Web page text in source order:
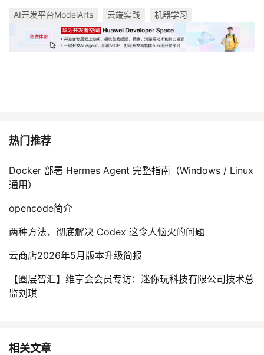
AI开发平台ModelArts 云端实践 机器学习
热门推荐
Docker 部署 Hermes Agent 完整指南（Windows / Linux
通用）
opencode简介
两种方法，彻底解决 Codex 这令人恼火的问题
云商店2026年5月版本升级简报
【圈层智汇】维享会会员专访：迷你玩科技有限公司技术总
监刘琪
相关文章